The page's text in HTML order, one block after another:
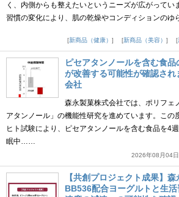
く、内側からも整えたいというニーズが広がってい
習慣の変化により、肌の乾燥やコンディションの
新商品（健康）
新商品（美容）
ピセアタンノールを含む食
が改善する可能性が確認さ
会社
森永製菓株式会社では、ポリフェ
アタンノール」の機能性研究を進めています。この
ヒト試験により、ピセアタンノールを含む食品を4
眠中……
2026年08月04
【共創プロジェクト成果】
BB536配合ヨーグルトと生